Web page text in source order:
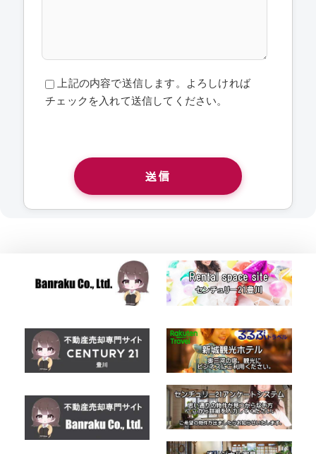
上記の内容で送信します。よろしければ
チェックを入れて送信してください。